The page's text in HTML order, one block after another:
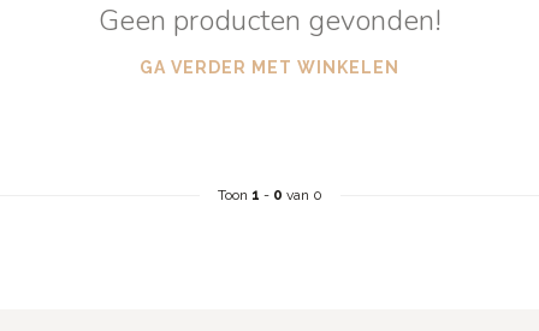
Geen producten gevonden!
GA VERDER MET WINKELEN
Toon 1 - 0 van 0